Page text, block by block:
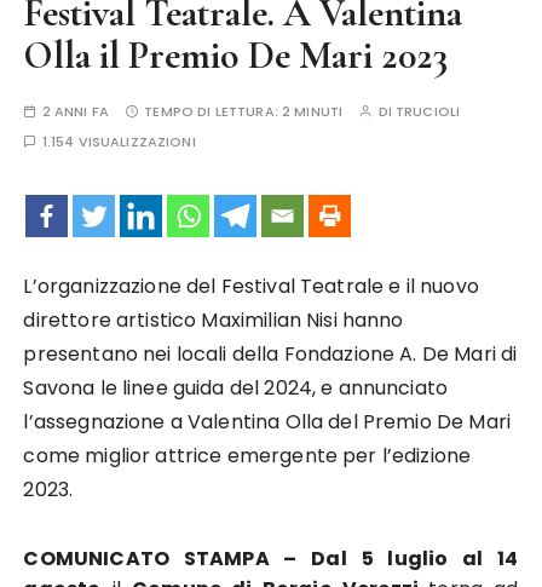
Festival Teatrale. A Valentina
Olla il Premio De Mari 2023
2 ANNI FA TEMPO DI LETTURA:2 MINUTI DI TRUCIOLI
1.154 VISUALIZZAZIONI
L’organizzazione del Festival Teatrale e il nuovo
direttore artistico Maximilian Nisi hanno
presentano nei locali della Fondazione A. De Mari di
Savona le linee guida del 2024, e annunciato
l’assegnazione a Valentina Olla del Premio De Mari
come miglior attrice emergente per l’edizione
2023.
COMUNICATO STAMPA – Dal 5 luglio al 14